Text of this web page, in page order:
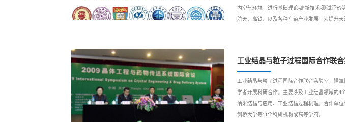
内空气环境，进行基础理论-高新技术-测试评价
航天、高铁、以及各种车辆产业发展，为提升
工业结晶与粒子过程国际合作联
工业结晶与粒子过程国际合作联合实验室，瞄
学者开展科研合作。主要涉及工业结晶领域的4
纳米结晶与应用、工业结晶过程机理。合作单
剑桥大学等11个科研机构或高等学府。